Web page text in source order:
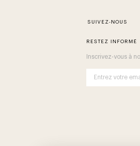
SUIVEZ-NOUS
RESTEZ INFORMÉ
Inscrivez-vous à